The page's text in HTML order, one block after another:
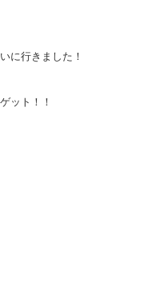
に行きました！
ット！！